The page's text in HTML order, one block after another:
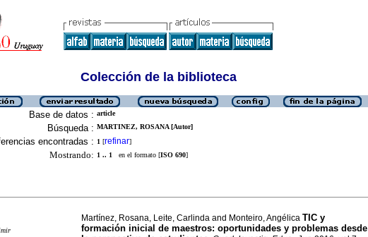
Colección de la biblioteca
Base de datos : article
Búsqueda : MARTINEZ, ROSANA [Autor]
encontradas : 1 [refinar]
Mostrando: 1 .. 1 en el formato [ISO 690]
Martínez, Rosana, Leite, Carlinda and Monteiro, Angélica TIC y
formación inicial de maestros: oportunidades y problemas desde